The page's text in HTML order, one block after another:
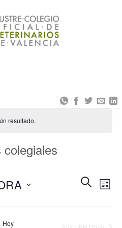
resultado.
colegiales
BUSCAR
LISTA
Hoy EVENTOS